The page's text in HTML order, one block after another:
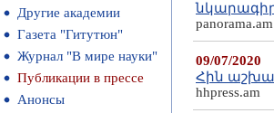
Другие академии
Газета "Гитутюн"
Журнал "В мире науки"
Публикации в прессе
Анонсы
նկարագիր
panorama.am
09/07/2020
Հին
hhpress.am